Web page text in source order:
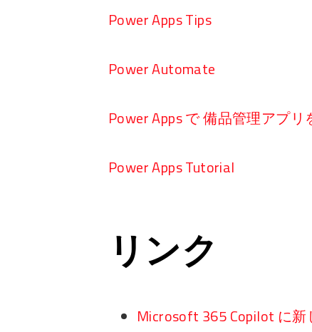
Power Apps Tips
Power Automate
Power Apps で 備品管理アプリ
Power Apps Tutorial
リンク
Microsoft 365 Copilot に